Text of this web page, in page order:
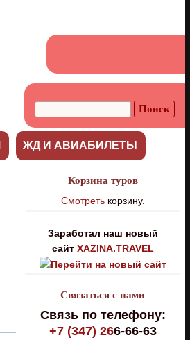
ЖД И АВИАБИЛЕТЫ
Корзина туров
Смотретькорзину.
Заработал наш новый
сайт XAZINA.TRAVEL
Связаться с нами
Связь по телефону:
+7 (347) 266-66-63